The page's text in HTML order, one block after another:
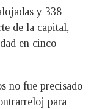
y 338
de la capital,
en cinco
no fue precisado
para